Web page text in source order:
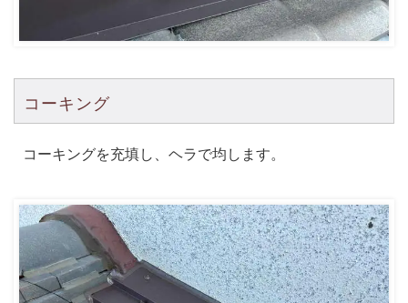
コーキング
コーキングを充填し、ヘラで均します。